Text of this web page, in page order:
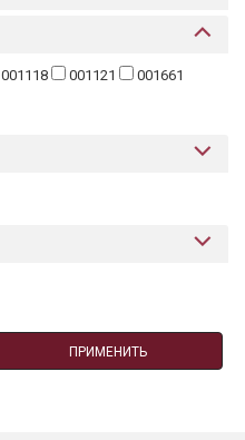
001118 001121
001661
ПРИМЕНИТЬ